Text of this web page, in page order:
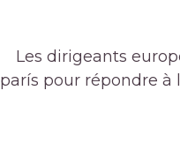
Les dirigeants
parís pour répondre à